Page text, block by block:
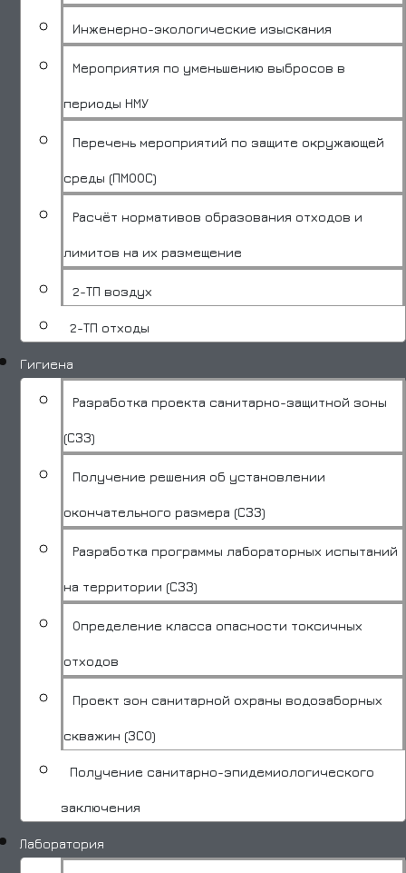
Инженерно-экологические изыскания
Мероприятия по уменьшению выбросов в
периоды НМУ
Перечень мероприятий по защите окружающей
среды (ПМООС)
Расчёт нормативов образования отходов и
лимитов на их размещение
2-ТП воздух
2-ТП отходы
Гигиена
Разработка проекта санитарно-защитной зоны
(СЗЗ)
Получение решения об установлении
окончательного размера (СЗЗ)
Разработка программы лабораторных испытаний
на территории (СЗЗ)
Определение класса опасности токсичных
отходов
Проект зон санитарной охраны водозаборных
скважин (ЗСО)
Получение санитарно-эпидемиологического
заключения
Лаборатория